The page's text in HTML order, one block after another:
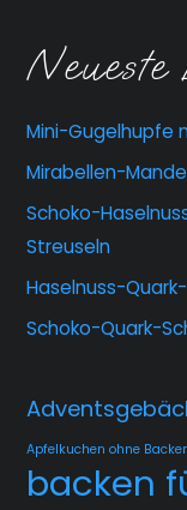
Mini-Gugelhupfe
Mirabellen-
Schoko-
Streuseln
Haselnuss-
Schoko-Quark-
Apfelkuchen ohne
backen